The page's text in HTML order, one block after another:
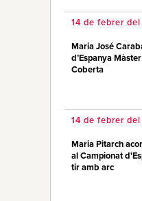
14 de febrer
Maria José
d’Espanya
Coberta
14 de febrer
Maria Pitarch
al Campionat
tir amb arc